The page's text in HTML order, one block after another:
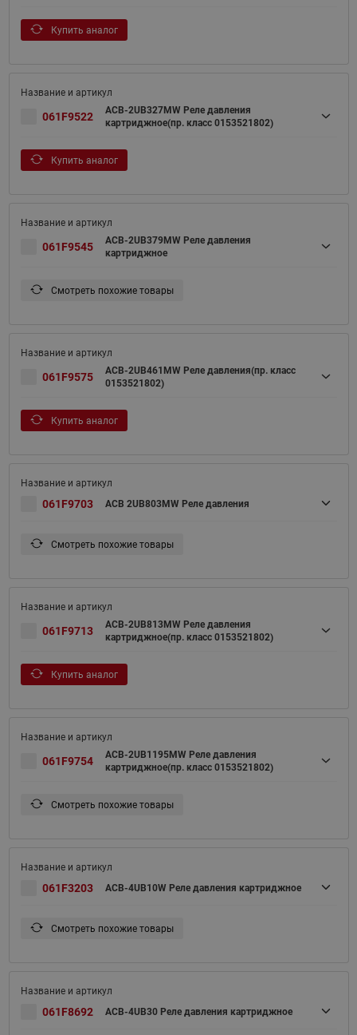
Купить аналог
061F9522
ACB-2UB327MW Реле давления
картриджное(пр. класс 0153521802)
Купить аналог
061F9545
ACB-2UB379MW Реле давления
картриджное
Смотреть похожие товары
061F9575
ACB-2UB461MW Реле давления(пр. класс
0153521802)
Купить аналог
061F9703 ACB 2UB803MW Реле давления
Смотреть похожие товары
061F9713
ACB-2UB813MW Реле давления
картриджное(пр. класс 0153521802)
Купить аналог
061F9754
ACB-2UB1195MW Реле давления
картриджное(пр. класс 0153521802)
Смотреть похожие товары
061F3203 ACB-4UB10W Реле давления картриджное
Смотреть похожие товары
061F8692 ACB-4UB30 Реле давления картриджное